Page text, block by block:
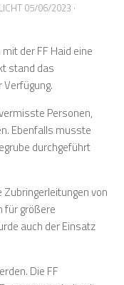
05/06/2023 ·
der FF Haid eine
stand das
Personen,
Ebenfalls musste
durchgeführt
von
für größere
auch der Einsatz
Die FF